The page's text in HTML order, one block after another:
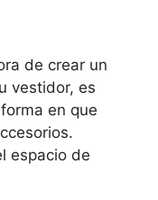
de crear un
vestidor, es
en que
espacio de